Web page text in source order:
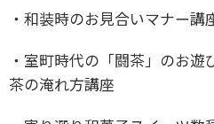
・和装時のお見合いマナー講
・室町時代の「闘茶」のお
茶の淹れ方講座